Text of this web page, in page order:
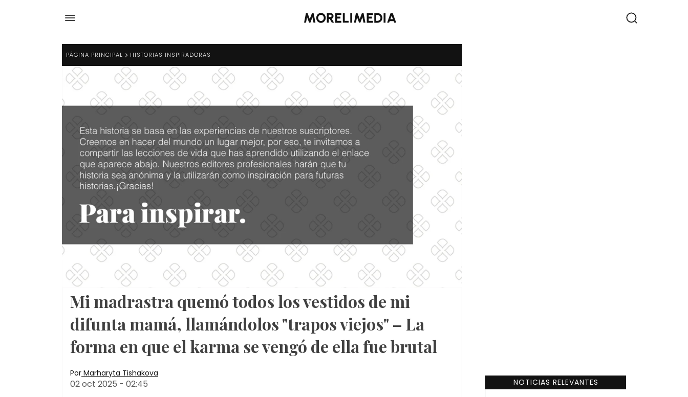
PÁGINA PRINCIPAL HISTORIAS INSPIRADORAS
Mi madrastra quemó todos los vestidos de mi
difunta mamá, llamándolos "trapos viejos" – La
forma en que el karma se vengó de ella fue brutal
Por Marharyta Tishakova
02 oct 2025 - 02:45 NOTICIAS RELEVANTES